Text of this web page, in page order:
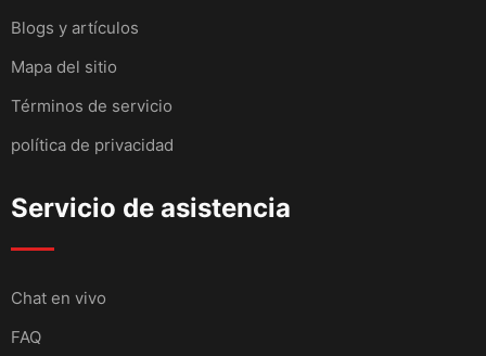
Blogs y artículos
Mapa del sitio
Términos de servicio
política de privacidad
Servicio de asistencia
Chat en vivo
FAQ